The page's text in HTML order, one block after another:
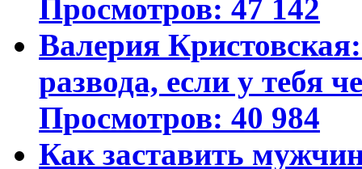
Просмотров: 47 142
Валерия
развода, если у тебя
Просмотров: 40 984
Как заставить